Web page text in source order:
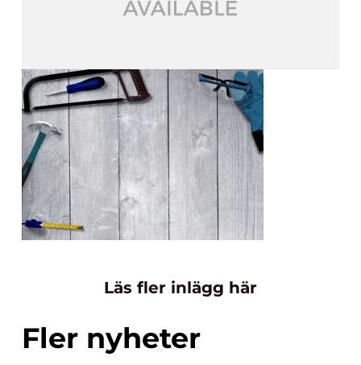
Läs fler inlägg här
Fler nyheter